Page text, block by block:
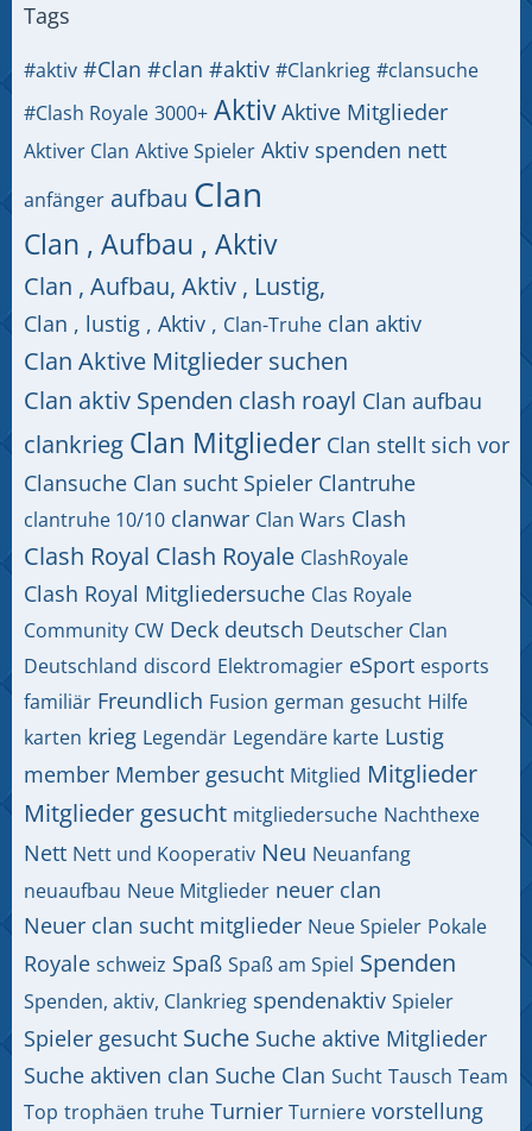
Tags
#aktiv #Clan #clan #aktiv #Clankrieg #clansuche
#Clash Royale 3000+ Aktiv Aktive Mitglieder
Aktiver Clan Aktive Spieler Aktiv spenden nett
anfänger aufbau Clan
Clan , Aufbau , Aktiv
Clan , Aufbau, Aktiv , Lustig,
Clan , lustig , Aktiv , Clan-Truhe clan aktiv
Clan Aktive Mitglieder suchen
Clan aktiv Spenden clash roayl Clan aufbau
clankrieg Clan Mitglieder Clan stellt sich vor
Clansuche Clan sucht Spieler Clantruhe
clantruhe 10/10 clanwar Clan Wars Clash
Clash Royal Clash Royale ClashRoyale
Clash Royal Mitgliedersuche Clas Royale
Community CW Deck deutsch Deutscher Clan
Deutschland discord Elektromagier eSport esports
familiär Freundlich Fusion german gesucht Hilfe
karten krieg Legendär Legendäre karte Lustig
member Member gesucht Mitglied Mitglieder
Mitglieder gesucht mitgliedersuche Nachthexe
Nett Nett und Kooperativ Neu Neuanfang
neuaufbau Neue Mitglieder neuer clan
Neuer clan sucht mitglieder Neue Spieler Pokale
Royale schweiz Spaß Spaß am Spiel Spenden
Spenden, aktiv, Clankrieg spendenaktiv Spieler
Spieler gesucht Suche Suche aktive Mitglieder
Suche aktiven clan Suche Clan Sucht Tausch Team
Top trophäen truhe Turnier Turniere vorstellung